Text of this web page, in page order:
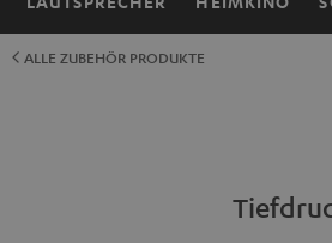
Startseite
ALLE ZUBEHÖR PRODUKTE